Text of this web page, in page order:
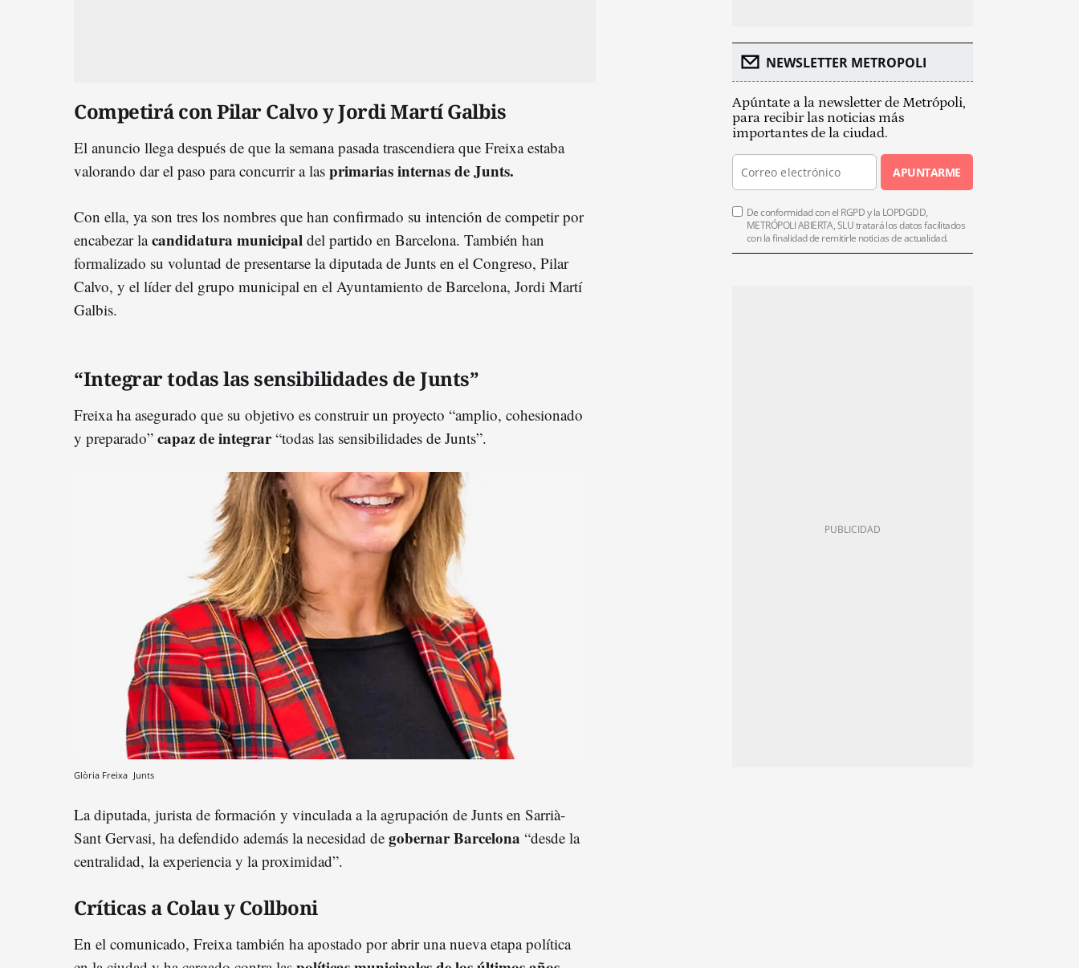
Competirá con Pilar Calvo y Jordi Martí Galbis
El anuncio llega después de que la semana pasada trascendiera que Freixa estaba
valorando dar el paso para concurrir a las primarias internas de Junts.
Con ella, ya son tres los nombres que han confirmado su intención de competir por
encabezar lacandidatura municipal del partido en Barcelona. También han
formalizado su voluntad de presentarse la diputada de Junts en el Congreso, Pilar
Calvo, y el líder del grupo municipal en el Ayuntamiento de Barcelona, Jordi Martí
Galbis.
“Integrar todas las sensibilidades de Junts”
Freixa ha asegurado que su objetivo es construir un proyecto “amplio, cohesionado
y preparado” capaz de integrar“todas las sensibilidades de Junts”.
Glòria Freixa Junts
La diputada, jurista de formación y vinculada a la agrupación de Junts en Sarrià-
Sant Gervasi, ha defendido además la necesidad de gobernar Barcelona “desde la
centralidad, la experiencia y la proximidad”.
Críticas a Colau y Collboni
En el comunicado, Freixa también ha apostado por abrir una nueva etapa política
NEWSLETTER METROPOLI
Apúntate a la newsletter de Metrópoli,
para recibir las noticias más
importantes de la ciudad.
APUNTARME
De conformidad con el RGPD y la LOPDGDD,
METRÓPOLI ABIERTA, SLU tratará los datos facilitados
con la finalidad de remitirle noticias de actualidad.